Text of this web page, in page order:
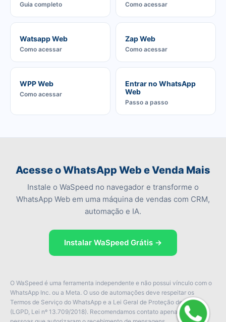
Guia completo Como acessar
Watsapp Web
Como acessar
Zap Web
Como acessar
WPP Web
Como acessar
Entrar no WhatsApp
Web
Passo a passo
Acesse o WhatsApp Web e Venda Mais
Instale o WaSpeed no navegador e transforme o
WhatsApp Web em uma máquina de vendas com CRM,
automação e IA.
Instalar WaSpeed Grátis →
O WaSpeed é uma ferramenta independente e não possui vínculo com o
WhatsApp Inc. ou a Meta. O uso de automações deve respeitar os
Termos de Serviço do WhatsApp e a Lei Geral de Proteção de Dados
(LGPD, Lei nº 13.709/2018). Recomendamos contato apenas com